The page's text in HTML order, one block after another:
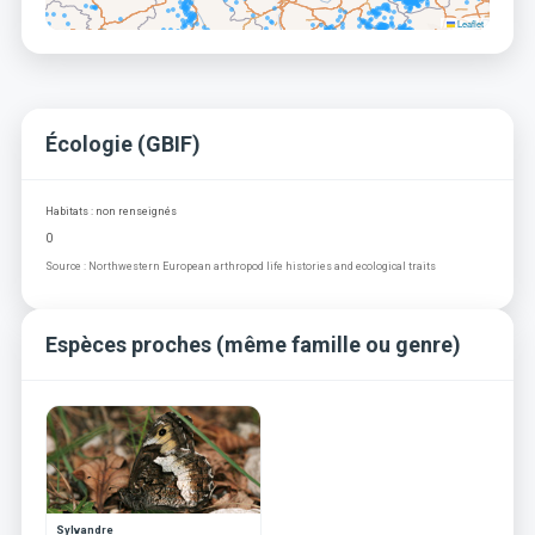
Leaflet
Écologie (GBIF)
Habitats : non renseignés
0
Source : Northwestern European arthropod life histories and ecological traits
Espèces proches (même famille ou genre)
Sylvandre